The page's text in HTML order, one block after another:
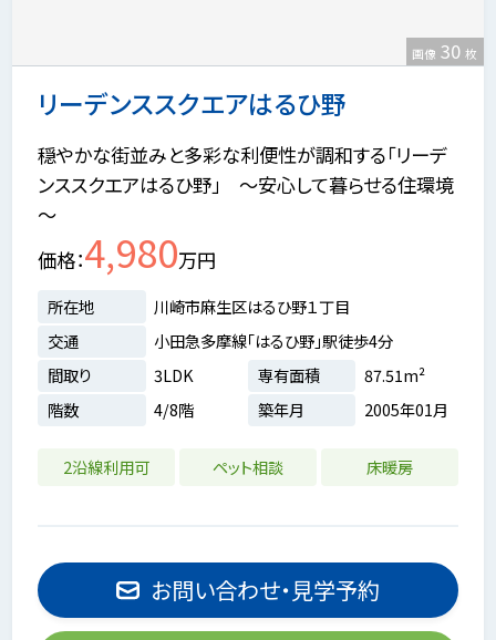
リーデンススクエアはるひ野
画像 30 枚
穏やかな街並みと多彩な利便性が調和する「リーデ
ンススクエアはるひ野」 ～安心して暮らせる住環境
～
価格 4,980万円
所在地
川崎市麻生区はるひ野１丁目
交通
小田急多摩線「はるひ野」駅徒歩4分
間取り
3LDK 専有面積
87.51m²
階数
4/8階 築年月 2005年01月
2沿線利用可 ペット相談 床暖房
お問い合わせ・見学予約